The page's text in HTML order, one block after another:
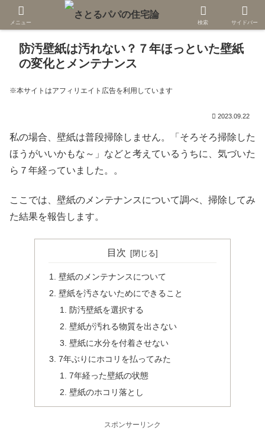
防汚壁紙は汚れない？７年ほっといた壁紙
の変化とメンテナンス
※本サイトはアフィリエイト広告を利用しています
2023.09.22
私の場合、壁紙は普段掃除しません。「そろそろ掃除した
ほうがいいかもな～」などと考えているうちに、気づいた
ら７年経っていました。。
ここでは、壁紙のメンテナンスについて調べ、掃除してみ
た結果を報告します。
目次
壁紙のメンテナンスについて
壁紙を汚さないためにできること
防汚壁紙を選択する
壁紙が汚れる物質を出さない
壁紙に水分を付着させない
7年ぶりにホコリを払ってみた
7年経った壁紙の状態
壁紙のホコリ落とし
スポンサーリンク
メニュー 検索 サイドバー